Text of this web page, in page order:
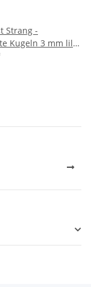
Strang -
Kugeln 3 mm lila
39 cm /5743